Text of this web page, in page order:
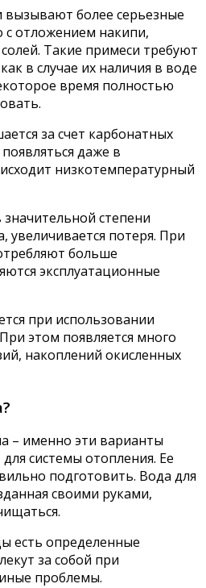
более серьезные
с отложением накипи,
Такие примеси требуют
в случае их наличия в воде
время полностью
за счет карбонатных
даже в
низкотемпературный
степени
увеличивается потеря. При
больше
эксплуатационные
при использовании
этом появляется много
накоплений окисленных
– именно эти варианты
системы отопления. Ее
подготовить. Вода для
своими руками,
есть определенные
за собой при
проблемы.